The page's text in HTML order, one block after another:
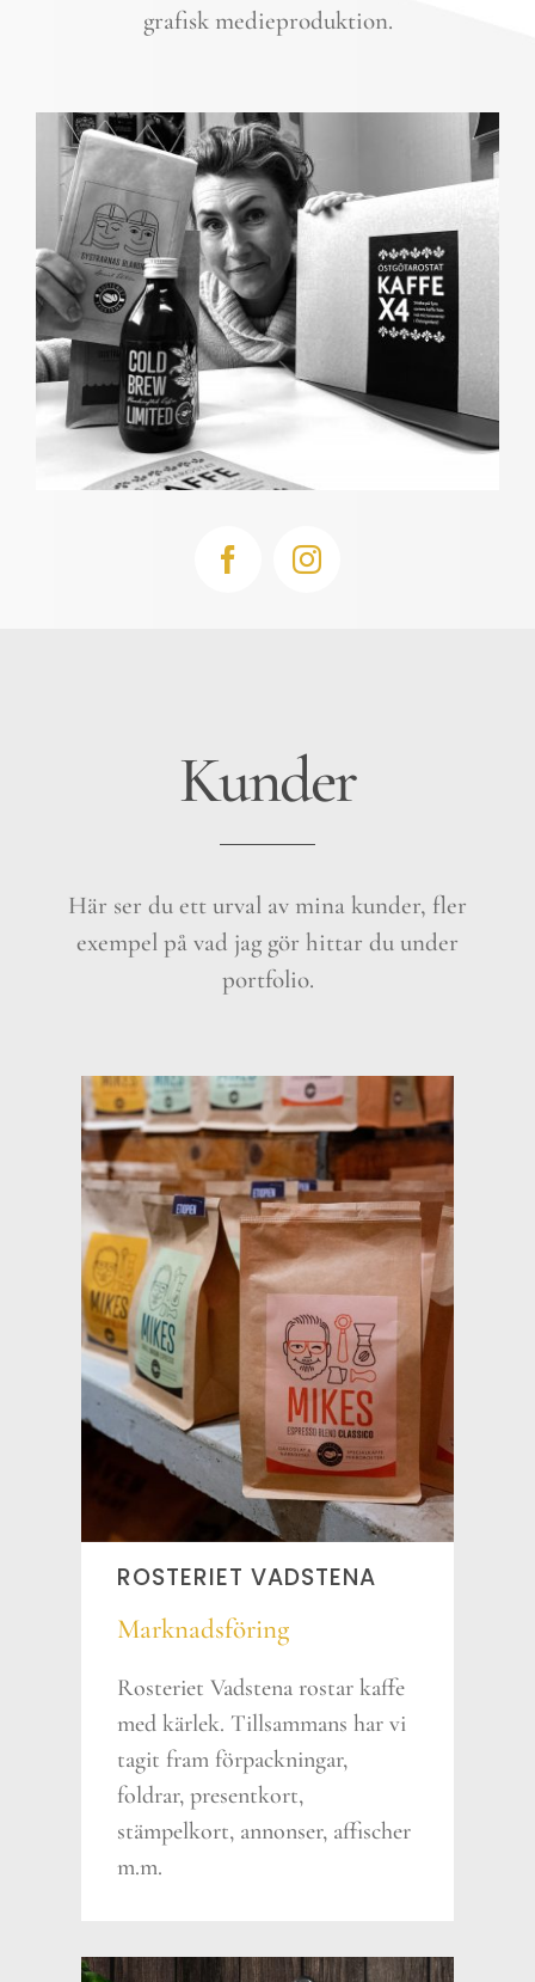
grafisk medieproduktion.
Kunder
Här ser du ett urval av mina kunder, fler
exempel på vad jag gör hittar du under
portfolio.
ROSTERIET VADSTENA
Marknadsföring
Rosteriet Vadstena rostar kaffe
med kärlek. Tillsammans har vi
tagit fram förpackningar,
foldrar, presentkort,
stämpelkort, annonser, affischer
m.m.